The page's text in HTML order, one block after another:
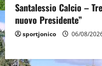
Santalessio Calcio –
nuovo Presidente”
sportjonico 06/08/